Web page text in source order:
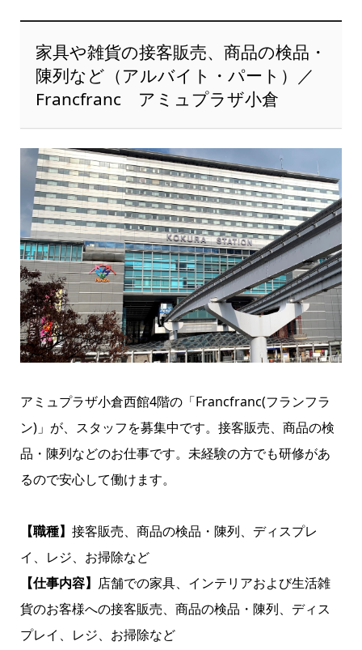
家具や雑貨の接客販売、商品の検品・
陳列など（アルバイト・パート）／
Francfranc アミュプラザ小倉
アミュプラザ小倉西館4階の「Francfranc(フランフラ
ン)」が、スタッフを募集中です。接客販売、商品の検
品・陳列などのお仕事です。未経験の方でも研修があ
るので安心して働けます。
【職種】 接客販売、商品の検品・陳列、ディスプレ
イ、レジ、お掃除など
【仕事内容】 店舗での家具、インテリアおよび生活雑
貨のお客様への接客販売、商品の検品・陳列、ディス
プレイ、レジ、お掃除など